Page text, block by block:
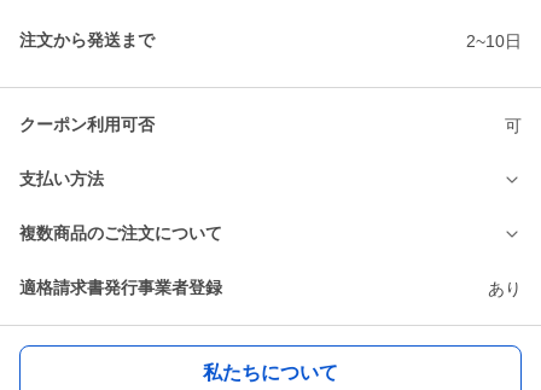
注文から発送まで 2~10日
クーポン利用可否 可
支払い方法
複数商品のご注文について
適格請求書発行事業者登録 あり
私たちについて